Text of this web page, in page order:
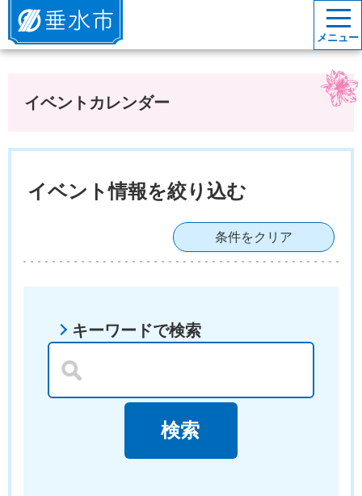
垂水市
メニュー
イベントカレンダー
イベント情報を絞り込む
条件をクリア
キーワードで検索